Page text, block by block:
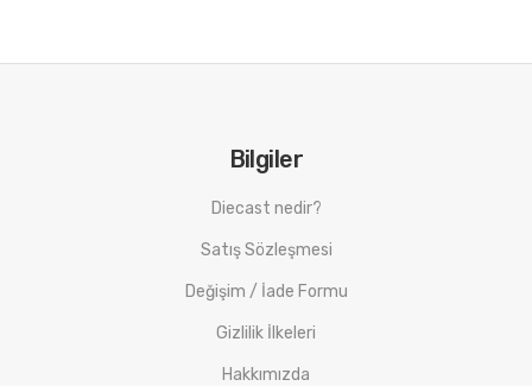
Bilgiler
Diecast nedir?
Satış Sözleşmesi
Değişim / İade Formu
Gizlilik İlkeleri
Hakkımızda